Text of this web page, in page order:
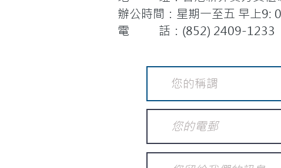
辦公時間：星期一至五 早上9:
電 話：(852) 2409-1233